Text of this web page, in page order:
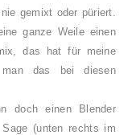
gemixt oder püriert.
ganze Weile einen
das hat für meine
man das bei diesen
doch einen Blender
(unten rechts im